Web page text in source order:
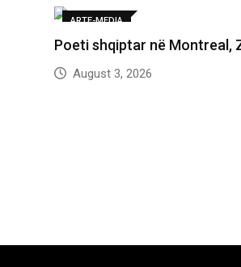
ARTE-MEDIA
Poeti shqiptar në Montreal,
August 3, 2026